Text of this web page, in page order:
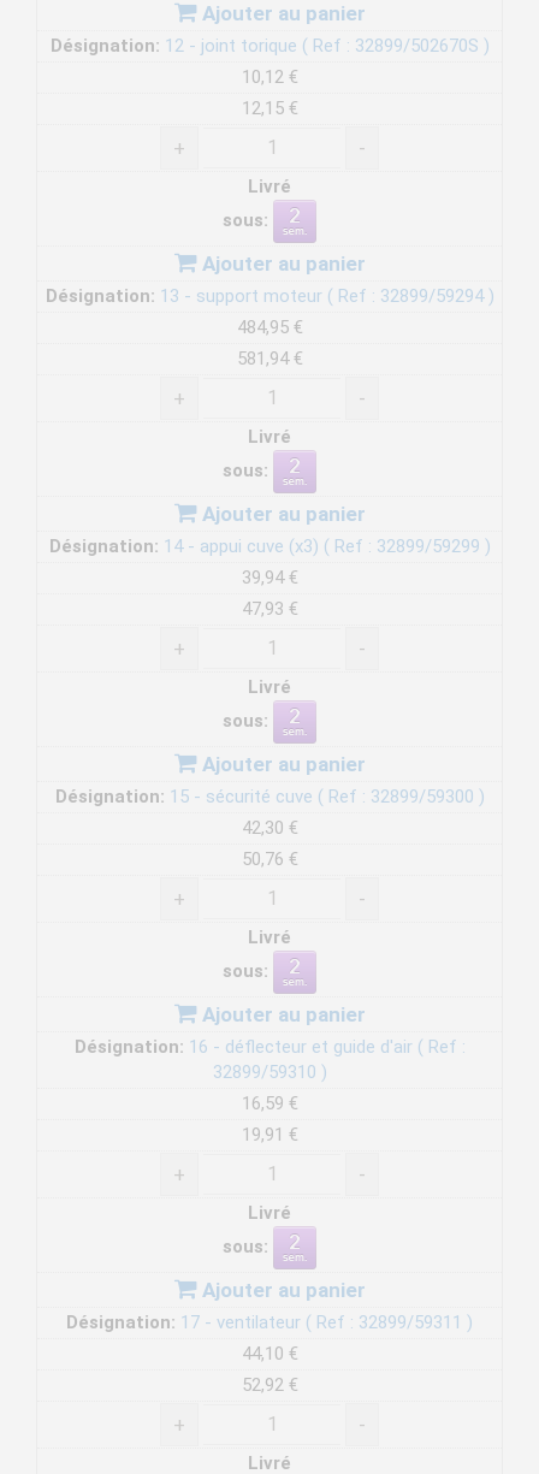
Ajouter au panier
Désignation: 12 - joint torique ( Ref : 32899/502670S )
10,12 €
12,15 €
+ -
Livré
sous:
Ajouter au panier
Désignation: 13 - support moteur ( Ref : 32899/59294 )
484,95 €
581,94 €
+ -
Livré
sous:
Ajouter au panier
Désignation: 14 - appui cuve (x3) ( Ref : 32899/59299 )
39,94 €
47,93 €
+ -
Livré
sous:
Ajouter au panier
Désignation: 15 - sécurité cuve ( Ref : 32899/59300 )
42,30 €
50,76 €
+ -
Livré
sous:
Ajouter au panier
Désignation: 16 - déflecteur et guide d'air ( Ref :
32899/59310 )
16,59 €
19,91 €
+ -
Livré
sous:
Ajouter au panier
Désignation: 17 - ventilateur ( Ref : 32899/59311 )
44,10 €
52,92 €
+ -
Livré